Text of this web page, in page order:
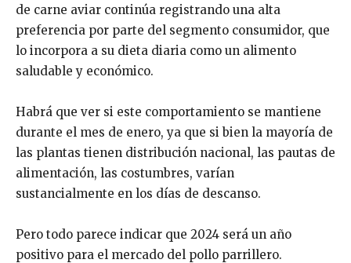
de carne aviar continúa registrando una alta
preferencia por parte del segmento consumidor, que
lo incorpora a su dieta diaria como un alimento
saludable y económico.
Habrá que ver si este comportamiento se mantiene
durante el mes de enero, ya que si bien la mayoría de
las plantas tienen distribución nacional, las pautas de
alimentación, las costumbres, varían
sustancialmente en los días de descanso.
Pero todo parece indicar que 2024 será un año
positivo para el mercado del pollo parrillero.